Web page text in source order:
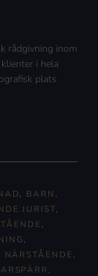
rådgivning inom
i hela
plats
, BARN ,
JURIST,
,
,
NÄRSTÅENDE ,
,